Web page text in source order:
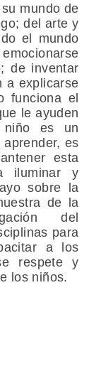
mundo de
del arte y
el mundo
de inventar
a explicarse
funciona el
le ayuden
niño es un
es
esta
iluminar y
sobre la
de la
del
para
a los
respete y
los niños.